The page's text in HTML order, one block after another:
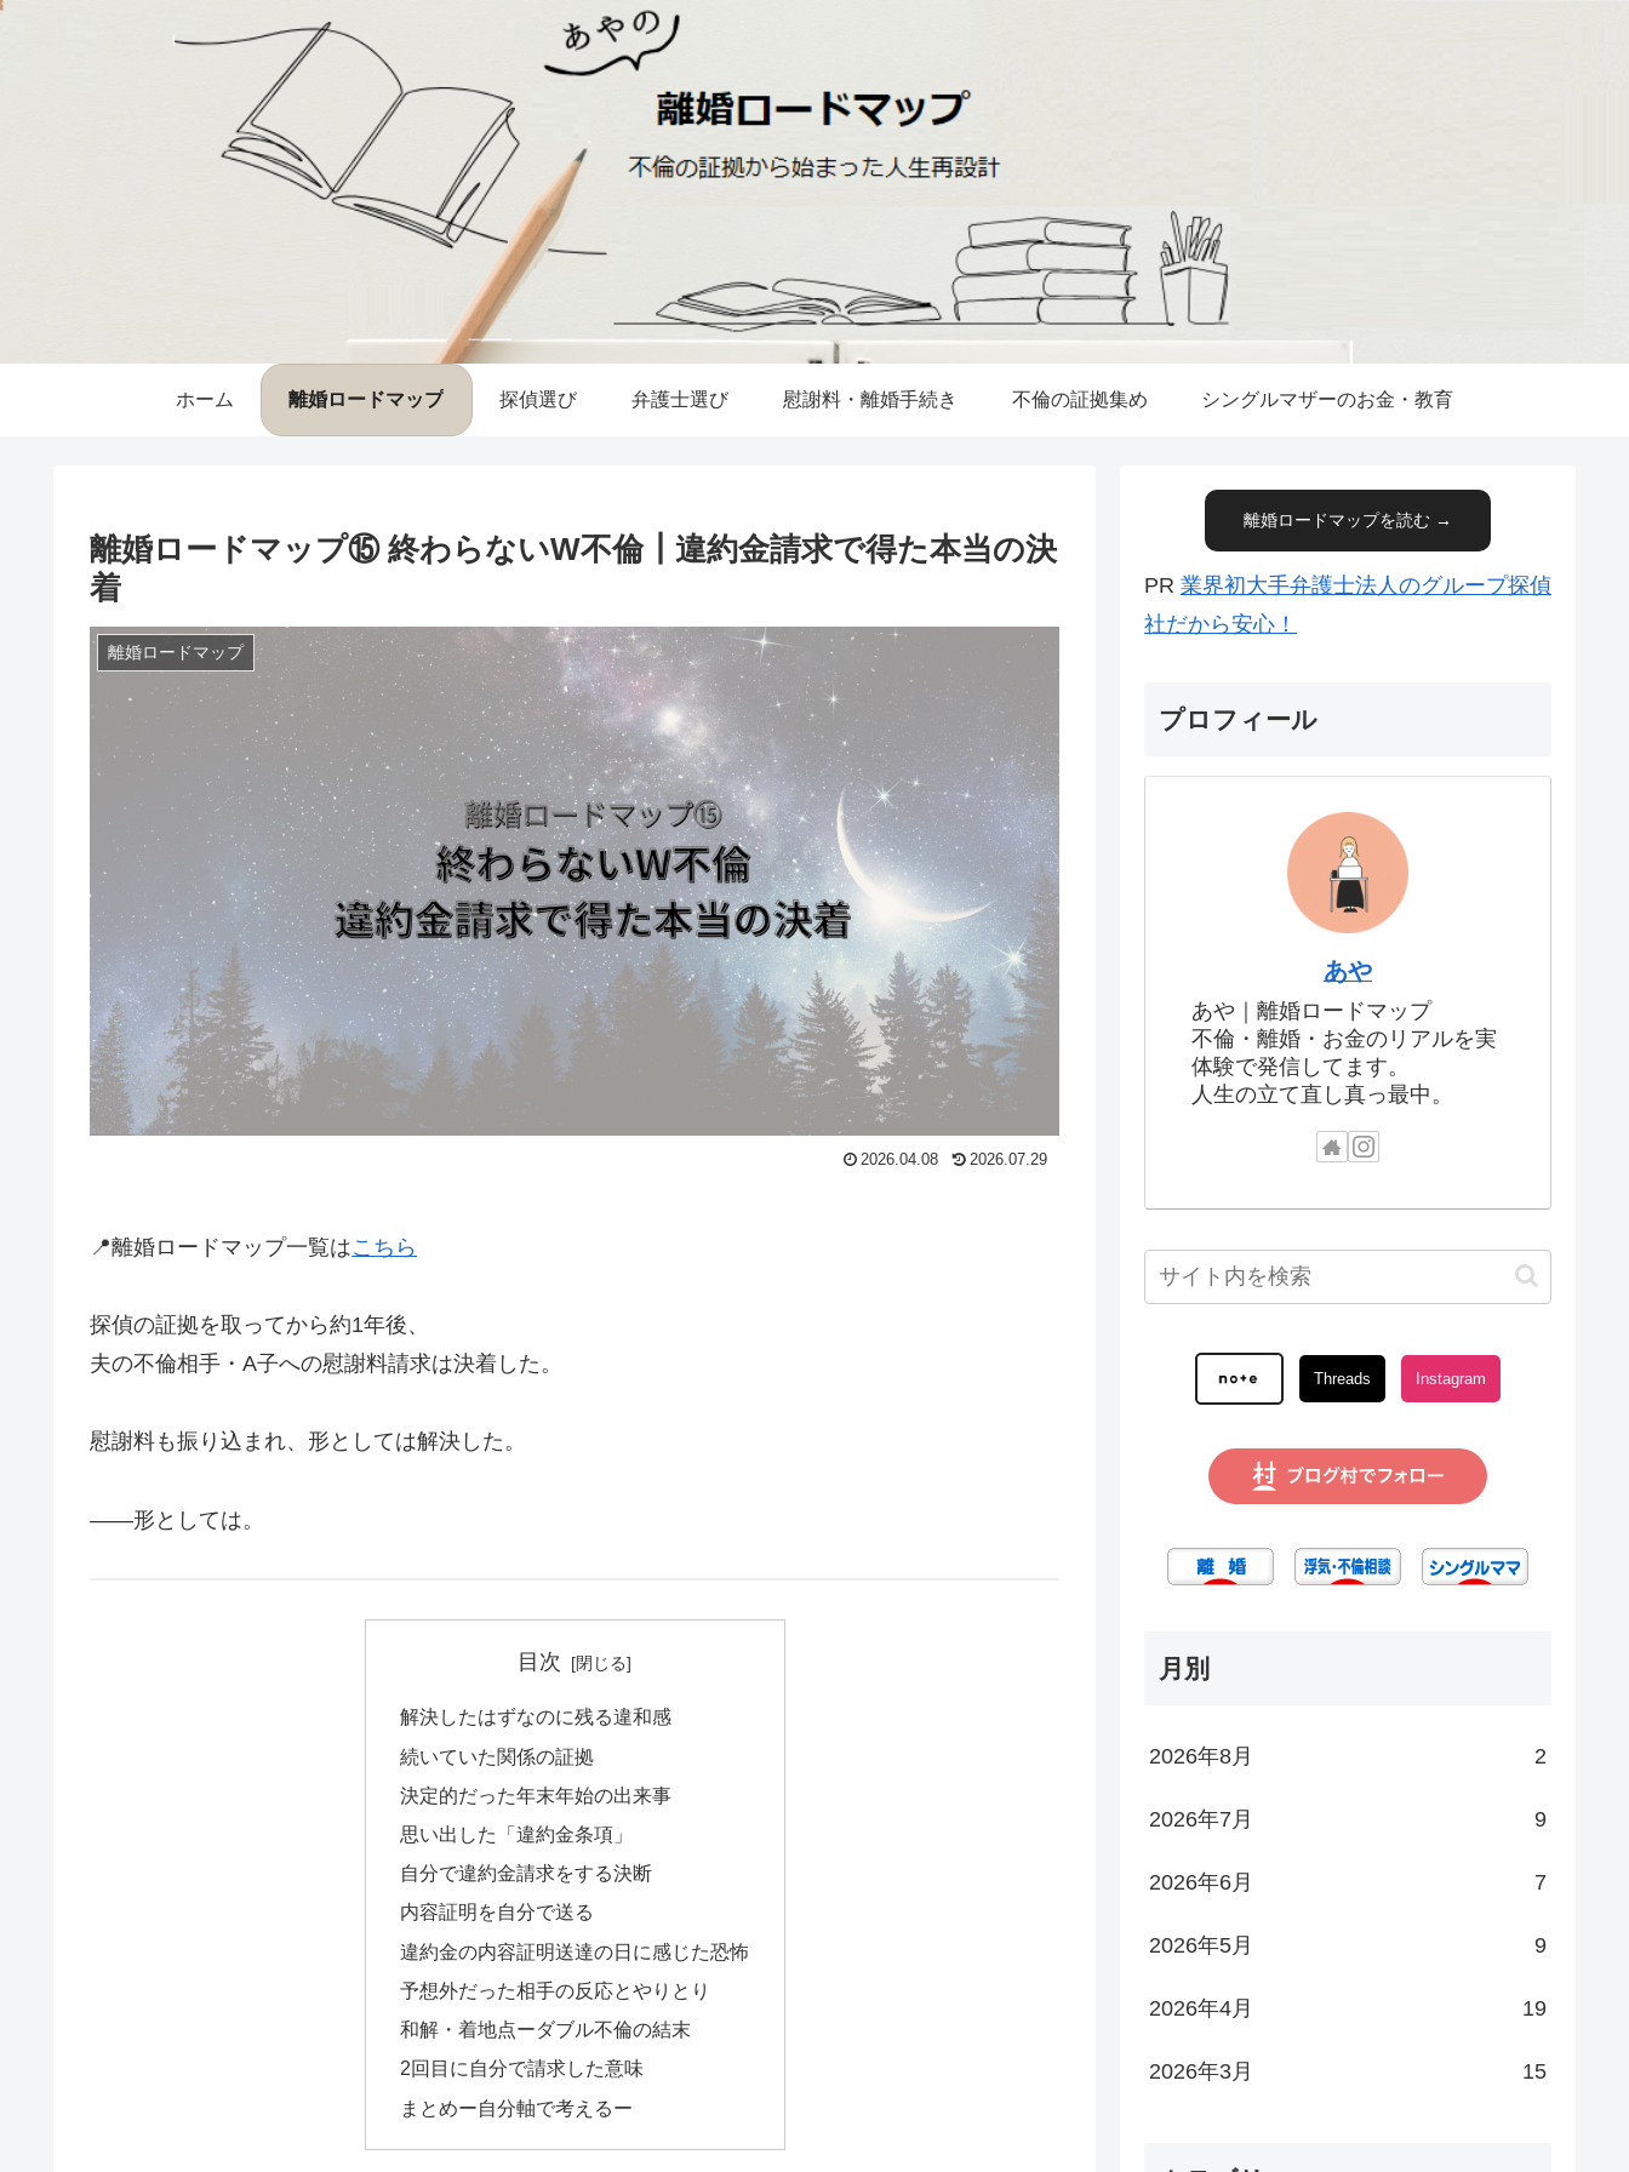
ホーム 離婚ロードマップ 探偵選び 弁護士選び 慰謝料・離婚手続き 不倫の証拠集め シングルマザーのお金・教育
離婚ロードマップ⑮ 終わらないW不倫┃違約金請求で得た本当の決
着
離婚ロードマップ
2026.04.08 2026.07.29
📍離婚ロードマップ一覧はこちら
探偵の証拠を取ってから約1年後、
夫の不倫相手・A子への慰謝料請求は決着した。
慰謝料も振り込まれ、形としては解決した。
――形としては。
目次
解決したはずなのに残る違和感
続いていた関係の証拠
決定的だった年末年始の出来事
思い出した「違約金条項」
自分で違約金請求をする決断
内容証明を自分で送る
違約金の内容証明送達の日に感じた恐怖
予想外だった相手の反応とやりとり
和解・着地点ーダブル不倫の結末
2回目に自分で請求した意味
まとめー自分軸で考えるー
離婚ロードマップを読む →
PR 業界初大手弁護士法人のグループ探偵
社だから安心！
プロフィール
あや
あや｜離婚ロードマップ
不倫・離婚・お金のリアルを実
体験で発信してます。
人生の立て直し真っ最中。
Threads Instagram
月別
2026年8月 2
2026年7月 9
2026年6月 7
2026年5月 9
2026年4月 19
2026年3月 15